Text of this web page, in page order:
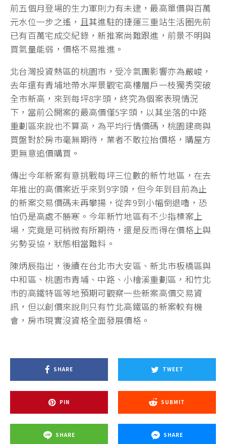
前五個月登場的生力軍則力有未逮，最高單價與百萬
元水位一步之遙，且其進駐的捷運三重站生活圈先前
已有百萬宅成交紀錄，新推案尚難跟進，前景不明與
買氣量能弱，價格不易推進。
北台灣投資熱區的桃園市，受冷氣團影響亦為嚴峻，
去年還有青埔地帶水岸景觀宅高樓層戶一枝獨秀突破
全市新高，來到每坪8字頭，終究為個案表現情況
下，當前公開案的最高價僅5字頭，以其坐落的中路
重劃區來說也不算高，為平均行情價碼，桃園建商與
買盤對於房市毫無期待，業者不敢拉抬價格，購屋方
更無意追價購買。
傳出今年新案有意挑戰每坪三位數的新竹地區，在去
年推出的高價案近乎來到9字頭，但今年到目前為止
的新案交易價碼未再攀揚，從奔9到小幅倒退嚕，恐
怕仍是高處不勝寒。今年新竹地區有不少指標案上
場，究竟是可稍微有所期待，還是反而得在價格上與
劣勢妥協，狀態相當難料。
陳炳辰指出，後續在台北市大安區、新北市板橋區與
中和區、桃園市青埔、中路、小檜溪重劃區，和竹北
市的高鐵特區等地預期可觀察一些新案高價交易資
訊，但以創價來說則只有竹北高鐵區的新案較有機
會，房市現實沒資格全面發展價格。
SHARE TWEET
PIN SUBMIT
SHARE SHARE